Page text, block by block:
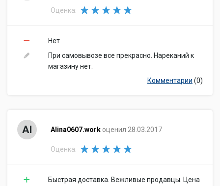
Оценка:
Нет
При самовывозе все прекрасно. Нареканий к
магазину нет.
Комментарии (0)
Al Alina0607.work оценил 28.03.2017
Оценка:
Быстрая доставка. Вежливые продавцы. Цена